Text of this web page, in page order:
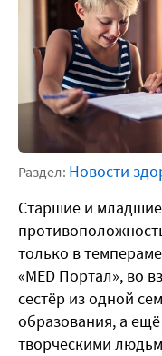
Раздел: Новости
Старшие и
только в
«MED Портал», во
сестёр из одной
образования, а
творческими